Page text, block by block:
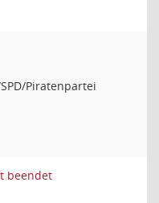
Piratenpartei
beendet